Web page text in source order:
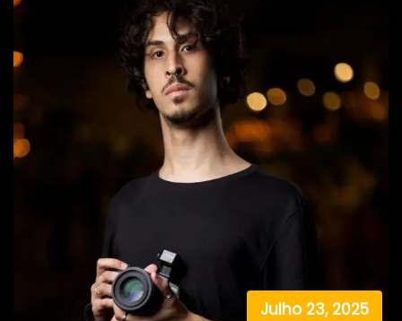
Julho 23, 2025